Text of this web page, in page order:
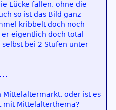
Lücke fallen, ohne die
so ist das Bild ganz
kribbelt doch noch
eigentlich doch total
bei 2 Stufen unter
Mittelaltermarkt, oder ist es
mit Mittelalterthema?